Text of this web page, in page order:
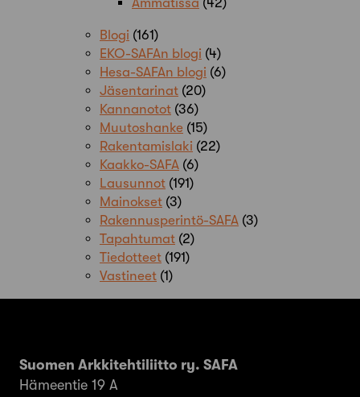
Blogi (161)
EKO-SAFAn blogi (4)
Hesa-SAFAn blogi (6)
Jäsentarinat (20)
Kannanotot (36)
Muutoshanke (15)
Rakentamislaki (22)
Kaakko-SAFA (6)
Lausunnot (191)
Mainokset (3)
Rakennusperintö-SAFA (3)
Tapahtumat (2)
Tiedotteet (191)
Vastineet (1)
Suomen Arkkitehtiliitto ry. SAFA
Hämeentie 19 A